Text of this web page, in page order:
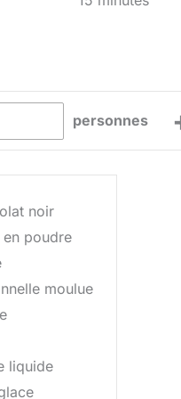
personnes
noir
poudre
moulue
liquide